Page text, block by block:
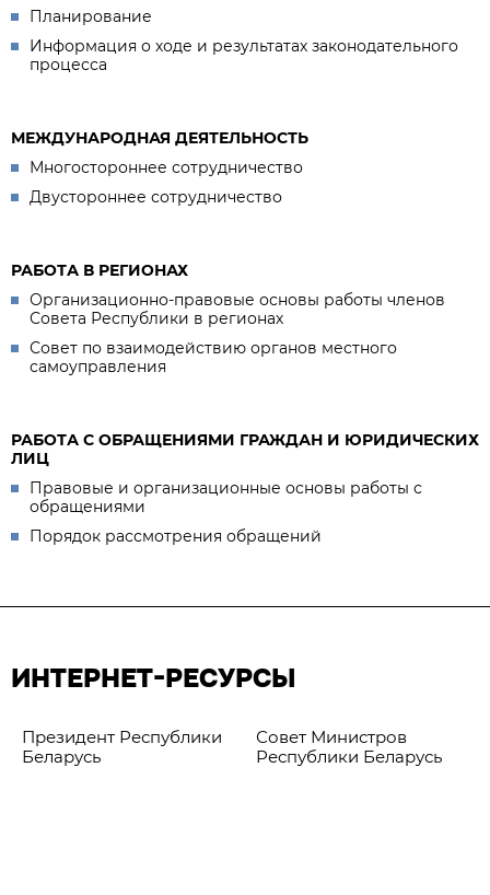
Планирование
Информация о ходе и результатах законодательного
процесса
МЕЖДУНАРОДНАЯ ДЕЯТЕЛЬНОСТЬ
Многостороннее сотрудничество
Двустороннее сотрудничество
РАБОТА В РЕГИОНАХ
Организационно-правовые основы работы членов
Совета Республики в регионах
Совет по взаимодействию органов местного
самоуправления
РАБОТА С ОБРАЩЕНИЯМИ ГРАЖДАН И ЮРИДИЧЕСКИХ
ЛИЦ
Правовые и организационные основы работы с
обращениями
Порядок рассмотрения обращений
ИНТЕРНЕТ-РЕСУРСЫ
Президент Республики
Беларусь
Совет Министров
Республики Беларусь